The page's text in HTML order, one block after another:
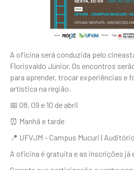
A oficina será conduzida pelo
Florisvaldo Júnior. Os encontros
para aprender, trocar experiências e
artística na região.
📅 08, 09 e 10 de abril
⏰ Manhã e tarde
📍 UFVJM – Campus Mucuri |
A oficina é gratuita e as inscrições já